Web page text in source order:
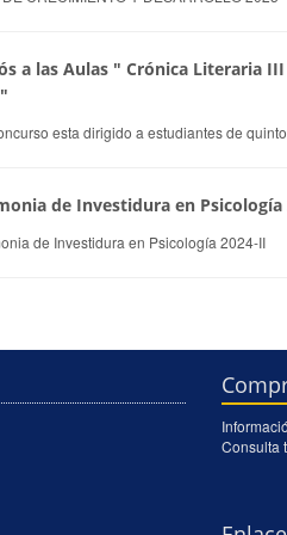
a las Aulas " Crónica Literaria
esta dirigido a estudiantes de
de Investidura en Psicología
de Investidura en Psicología 2024-II
Consulta